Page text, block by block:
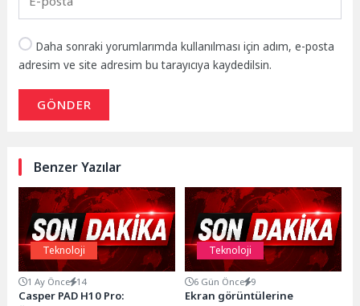
Daha sonraki yorumlarımda kullanılması için adım, e-posta
adresim ve site adresim bu tarayıcıya kaydedilsin.
GÖNDER
Benzer Yazılar
Teknoloji
1 Ay Önce 14
Casper PAD H10 Pro:
Teknoloji
6 Gün Önce 9
Ekran görüntülerine